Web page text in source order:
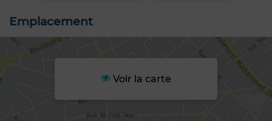
Emplacement
Voir la carte